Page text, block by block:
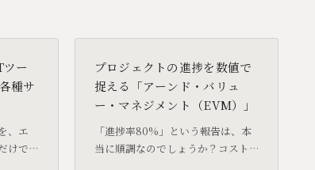
ー
種サ
、エ
けで
プロジェクトの進捗を数値で
捉える「アーンド・バリュ
ー・マネジメント（EVM）」
「進捗率80%」という報告は、本
当に順調なのでしょうか？コスト